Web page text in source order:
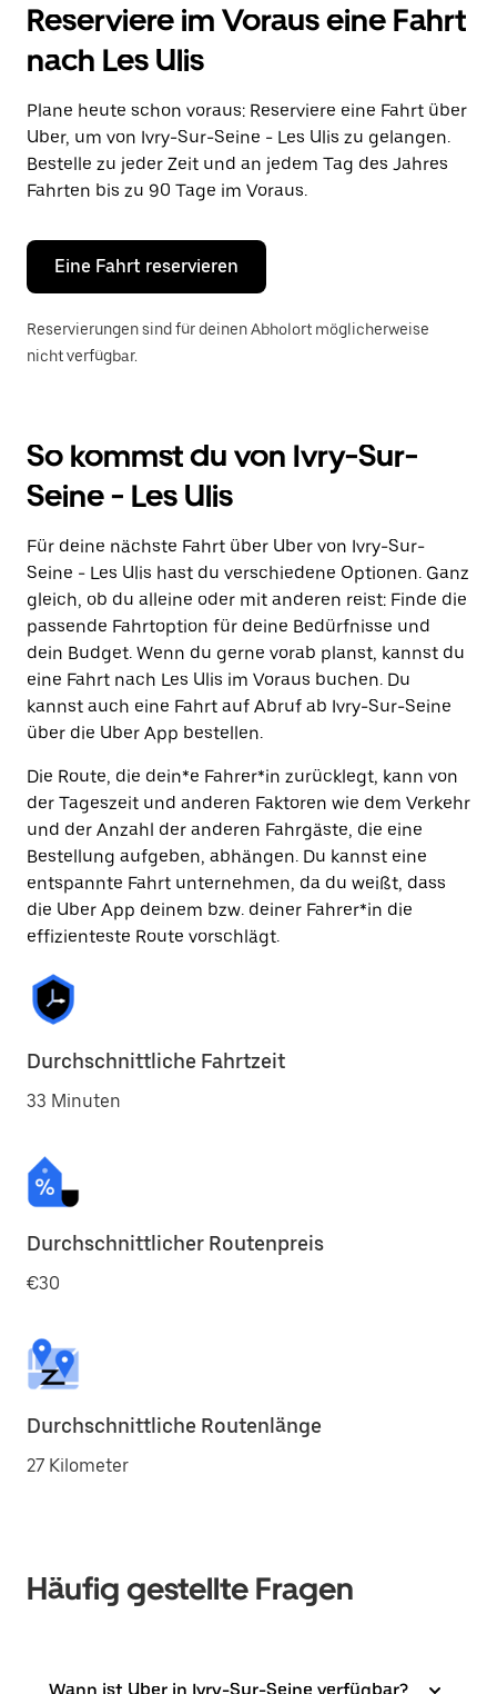
Kalender
interagieren
ein
Datum
auszuwählen.
Drücke
die
Escape-
um
den
Kalender
schließen.
Reserviere im Voraus eine Fahrt
nach Les Ulis
Plane heute schon voraus: Reserviere eine Fahrt über
Uber, um von Ivry-Sur-Seine - Les Ulis zu gelangen.
Bestelle zu jeder Zeit und an jedem Tag des Jahres
Fahrten bis zu 90 Tage im Voraus.
Eine Fahrt reservieren
Reservierungen sind für deinen Abholort möglicherweise
nicht verfügbar.
So kommst du von Ivry-Sur-
Seine - Les Ulis
Für deine nächste Fahrt über Uber von Ivry-Sur-
Seine - Les Ulis hast du verschiedene Optionen. Ganz
gleich, ob du alleine oder mit anderen reist: Finde die
passende Fahrtoption für deine Bedürfnisse und
dein Budget. Wenn du gerne vorab planst, kannst du
eine Fahrt nach Les Ulis im Voraus buchen. Du
kannst auch eine Fahrt auf Abruf ab Ivry-Sur-Seine
über die Uber App bestellen.
Die Route, die dein*e Fahrer*in zurücklegt, kann von
der Tageszeit und anderen Faktoren wie dem Verkehr
und der Anzahl der anderen Fahrgäste, die eine
Bestellung aufgeben, abhängen. Du kannst eine
entspannte Fahrt unternehmen, da du weißt, dass
die Uber App deinem bzw. deiner Fahrer*in die
effizienteste Route vorschlägt.
Durchschnittliche Fahrtzeit
33 Minuten
Durchschnittlicher Routenpreis
€30
Durchschnittliche Routenlänge
27 Kilometer
Häufig gestellte Fragen